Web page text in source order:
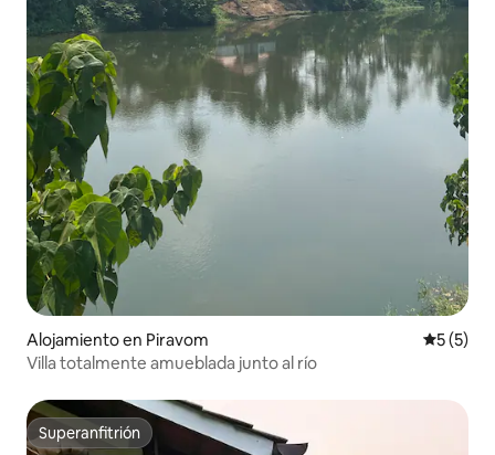
Alojamiento en Piravom
5 (5)
Villa totalmente amueblada junto al río
Superanfitrión
Superanfitrión